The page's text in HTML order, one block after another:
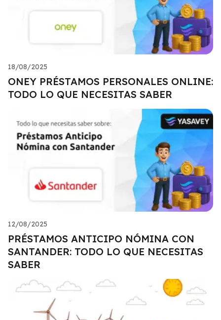
18/08/2025
ONEY PRÉSTAMOS PERSONALES ONLINE:
TODO LO QUE NECESITAS SABER
12/08/2025
PRÉSTAMOS ANTICIPO NÓMINA CON
SANTANDER: TODO LO QUE NECESITAS
SABER